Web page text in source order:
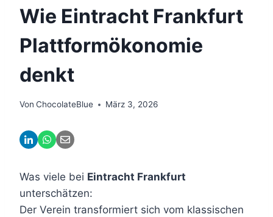
Wie Eintracht Frankfurt
Plattformökonomie
denkt
Von ChocolateBlue März 3, 2026
Was viele bei Eintracht Frankfurt
unterschätzen:
Der Verein transformiert sich vom klassischen